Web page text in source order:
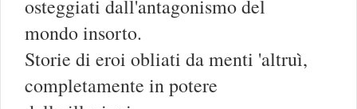
osteggiati dall'antagonismo del
mondo insorto.
Storie di eroi obliati da menti 'altruì,
completamente in potere